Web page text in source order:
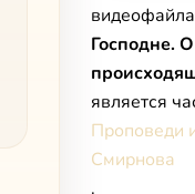
видеофайла
Господне.
является
Проповеди
Смирнова
.